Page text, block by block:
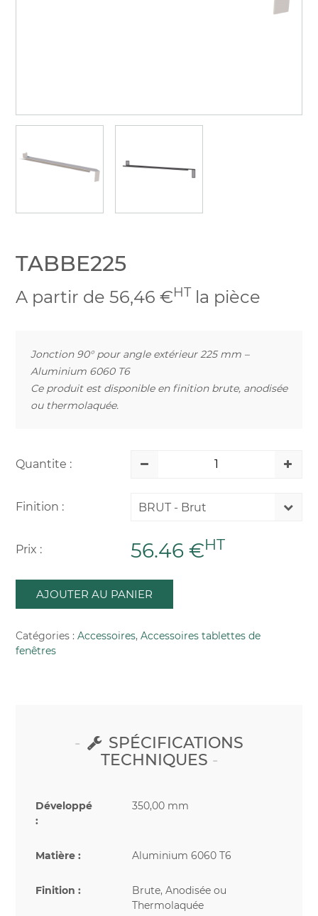
TABBE225
A partir de 56,46 €HT la pièce
Jonction 90° pour angle extérieur 225 mm –
Aluminium 6060 T6
Ce produit est disponible en finition brute, anodisée
ou thermolaquée.
Quantite :
Finition : BRUT - Brut
Prix : 56.46 €HT
AJOUTER AU PANIER
Catégories : Accessoires, Accessoires tablettes de
fenêtres
SPÉCIFICATIONS
TECHNIQUES
Développé
:
350,00 mm
Matière : Aluminium 6060 T6
Finition :
Brute, Anodisée ou
Thermolaquée